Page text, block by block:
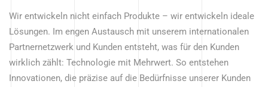
Wir entwickeln nicht einfach Produkte – wir entwickeln ideale
Lösungen. Im engen Austausch mit unserem internationalen
Partnernetzwerk und Kunden entsteht, was für den Kunden
wirklich zählt: Technologie mit Mehrwert. So entstehen
Innovationen, die präzise auf die Bedürfnisse unserer Kunden